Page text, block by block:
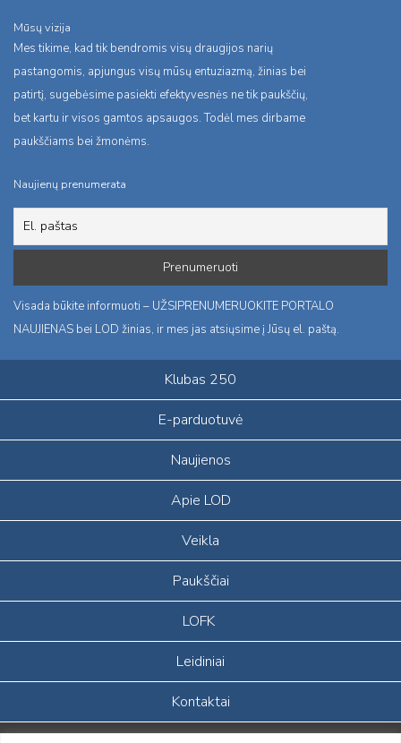
Mūsų vizija
Mes tikime, kad tik bendromis visų draugijos narių
pastangomis, apjungus visų mūsų entuziazmą, žinias bei
patirtį, sugebėsime pasiekti efektyvesnės ne tik paukščių,
bet kartu ir visos gamtos apsaugos. Todėl mes dirbame
paukščiams bei žmonėms.
Naujienų prenumerata
Visada būkite informuoti – UŽSIPRENUMERUOKITE PORTALO
NAUJIENAS bei LOD žinias, ir mes jas atsiųsime į Jūsų el. paštą.
Klubas 250
E-parduotuvė
Naujienos
Apie LOD
Veikla
Paukščiai
LOFK
Leidiniai
Kontaktai